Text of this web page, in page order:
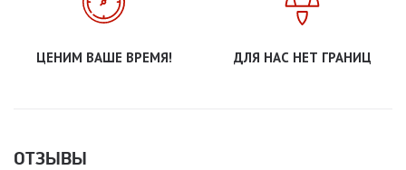
ЦЕНИМ ВАШЕ ВРЕМЯ! ДЛЯ НАС НЕТ ГРАНИЦ
ОТЗЫВЫ